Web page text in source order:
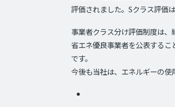
評価されました。Sクラス評価は
事業者クラス分け評価制度は
省エネ優良事業者を公表する
です。
今後も当社は、エネルギーの使